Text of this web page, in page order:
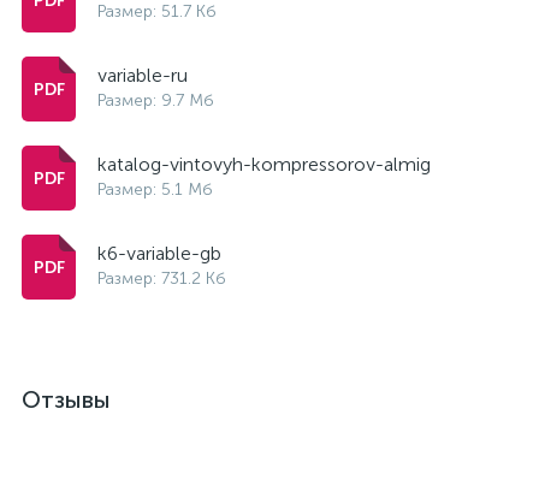
Размер: 51.7 Кб
variable-ru
Размер: 9.7 Мб
katalog-vintovyh-kompressorov-almig
Размер: 5.1 Мб
k6-variable-gb
Размер: 731.2 Кб
Отзывы